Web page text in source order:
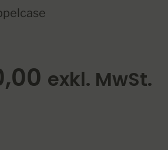
exkl. MwSt.